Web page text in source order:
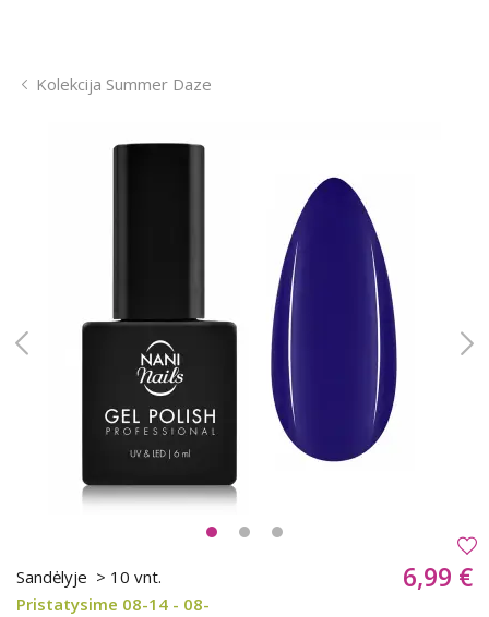
Kolekcija Summer Daze
Sandėlyje > 10 vnt.
Pristatysime 08-14 - 08-
6,99 €